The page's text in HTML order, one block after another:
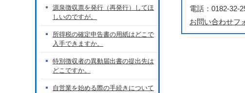
電話：0182-32-
お問い合わせフ
源泉徴収票を発行（再発行）してほ
しいのですが。
所得税の確定申告書の用紙はどこで
入手できますか。
特別徴収者の異動届出書の提出先は
どこですか。
自営業を始める際の手続きについて